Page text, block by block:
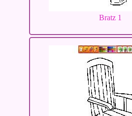
Bratz 1